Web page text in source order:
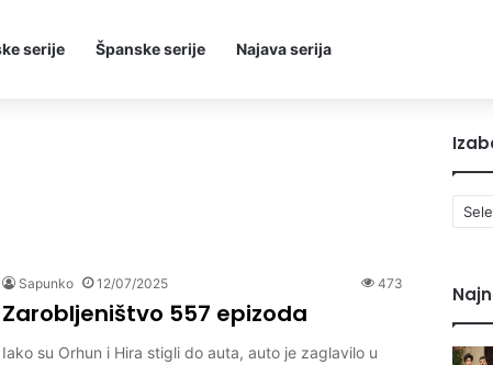
serije Španske serije Najava serija
Sapunko 12/07/2025 473
Zarobljeništvo 557 epizoda
Iako su Orhun i Hira stigli do auta, auto je zaglavilo u
Izaberi
seriju